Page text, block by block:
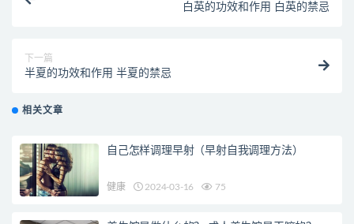
白英的功效和作用 白英的禁忌
下一篇
半夏的功效和作用 半夏的禁忌
相关文章
自己怎样调理早射（早射自我调理方法）
健康 2024-03-16 75